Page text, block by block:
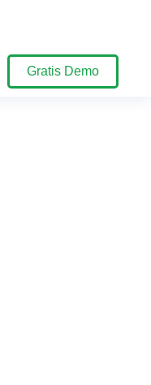
Gratis Demo